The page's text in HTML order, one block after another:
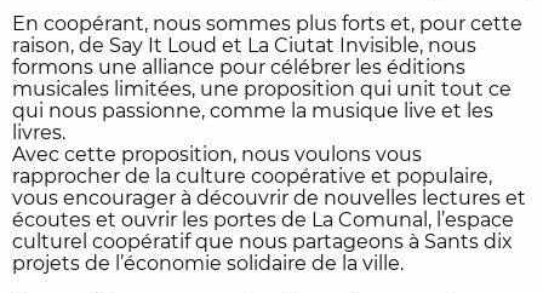
En coopérant, nous sommes plus forts et, pour cette
raison, de Say It Loud et La Ciutat Invisible, nous
formons une alliance pour célébrer les éditions
musicales limitées, une proposition qui unit tout ce
qui nous passionne, comme la musique live et les
livres.
Avec cette proposition, nous voulons vous
rapprocher de la culture coopérative et populaire,
vous encourager à découvrir de nouvelles lectures et
écoutes et ouvrir les portes de La Comunal, l’espace
culturel coopératif que nous partageons à Sants dix
projets de l’économie solidaire de la ville.